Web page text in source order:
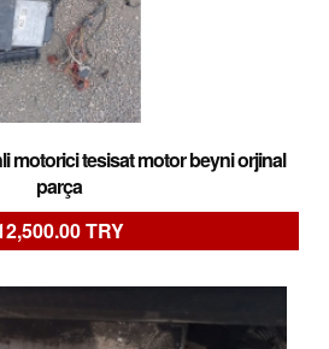
motorici tesisat motor beyni orjinal
parça
TRY